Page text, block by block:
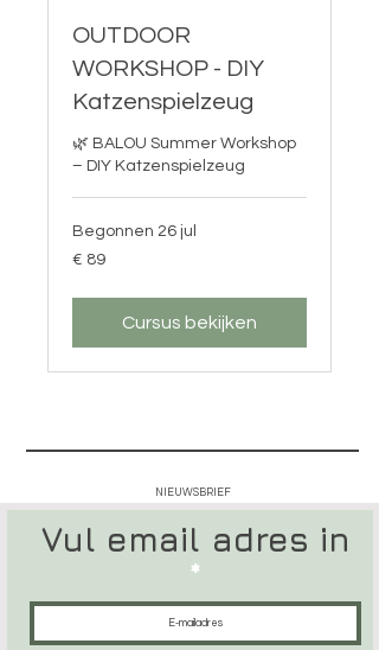
OUTDOOR
WORKSHOP - DIY
Katzenspielzeug
🌿 BALOU Summer Workshop
– DIY Katzenspielzeug
Begonnen 26 jul
89
euro
€ 89
Cursus bekijken
NIEUWSBRIEF
Vul email adres in